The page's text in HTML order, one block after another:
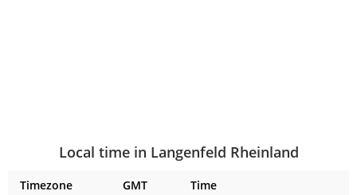
Local time in Langenfeld Rheinland
Timezone GMT
Time